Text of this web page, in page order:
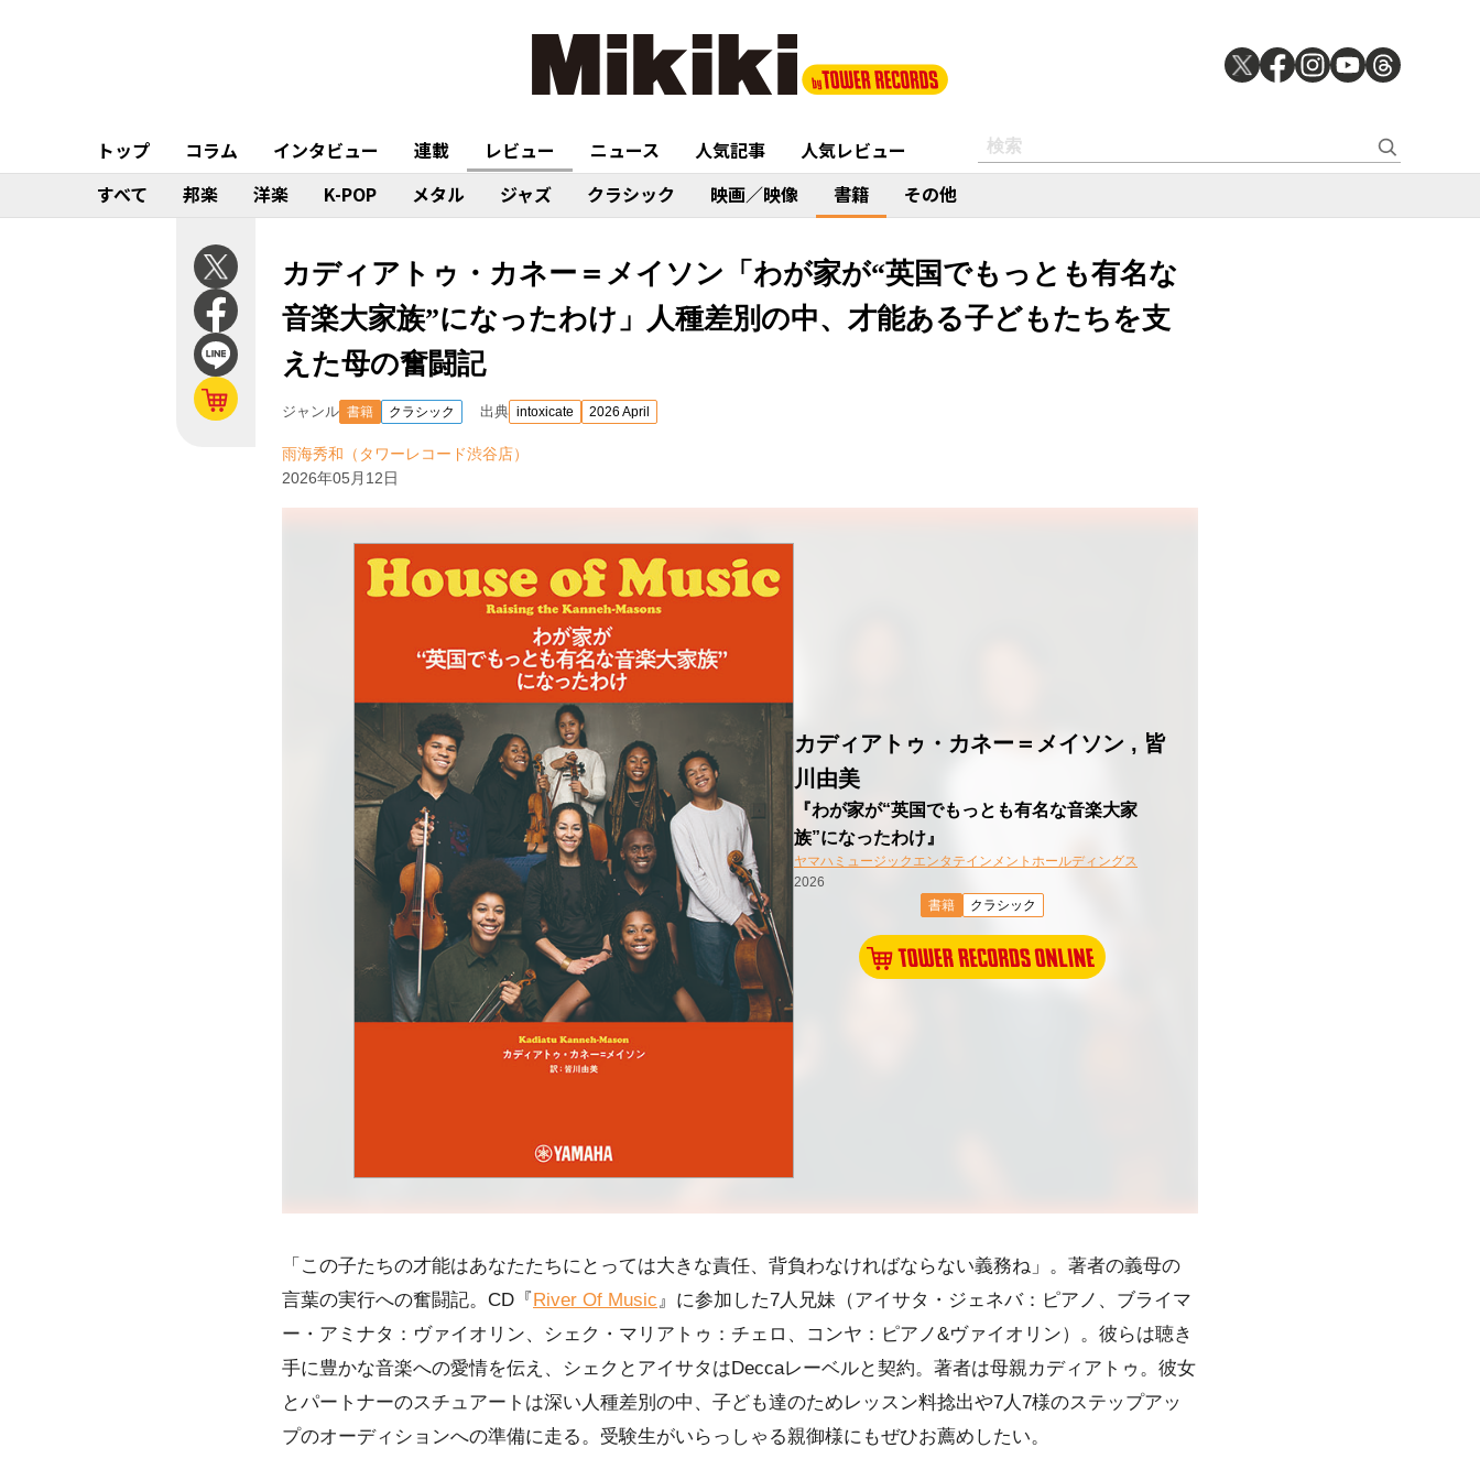
トップ コラム インタビュー 連載 レビュー ニュース 人気記事
人気レビュー
すべて
邦楽 洋楽 K-POP メタル ジャズ クラシック 映画／映像 書籍 その他
カディアトゥ・カネー＝メイソン「わが家が“英国でもっとも有名な
音楽大家族”になったわけ」人種差別の中、才能ある子どもたちを支
えた母の奮闘記
ジャンル 書籍 クラシック 出典 intoxicate 2026 April
雨海秀和（タワーレコード渋谷店）
2026年05月12日
カディアトゥ・カネー＝メイソン , 皆
川由美
『わが家が“英国でもっとも有名な音楽大家
族”になったわけ』
ヤマハミュージックエンタテインメントホールディングス
2026
書籍
クラシック
「この子たちの才能はあなたたちにとっては大きな責任、背負わなければならない義務ね」。著者の義母の
言葉の実行への奮闘記。CD『 River Of Music』に参加した7人兄妹（アイサタ・ジェネバ：ピアノ、ブライマ
ー・アミナタ：ヴァイオリン、シェク・マリアトゥ：チェロ、コンヤ：ピアノ&ヴァイオリン）。彼らは聴き
手に豊かな音楽への愛情を伝え、シェクとアイサタはDeccaレーベルと契約。著者は母親カディアトゥ。彼女
とパートナーのスチュアートは深い人種差別の中、子ども達のためレッスン料捻出や7人7様のステップアッ
プのオーディションへの準備に走る。受験生がいらっしゃる親御様にもぜひお薦めしたい。